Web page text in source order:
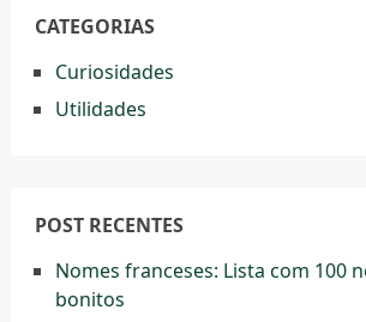
CATEGORIAS
Curiosidades
Utilidades
POST RECENTES
Nomes franceses: Lista com 100
bonitos